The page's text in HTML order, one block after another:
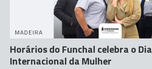
MADEIRA
Horários do Funchal celebra o Dia
Internacional da Mulher